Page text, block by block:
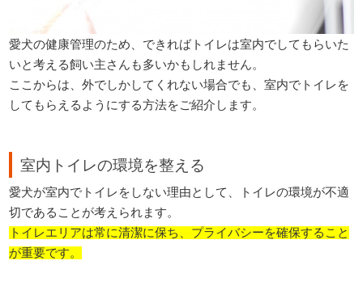
愛犬の健康管理のため、できればトイレは室内でしてもらいた
いと考える飼い主さんも多いかもしれません。
ここからは、外でしかしてくれない場合でも、室内でトイレを
してもらえるようにする方法をご紹介します。
室内トイレの環境を整える
愛犬が室内でトイレをしない理由として、トイレの環境が不適
切であることが考えられます。
トイレエリアは常に清潔に保ち、プライバシーを確保すること
が重要です。